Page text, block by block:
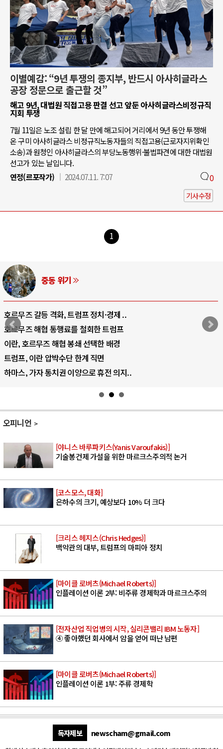
이별예감: “9년 투쟁의 종지부, 반드시 아사히글라스
공장 정문으로 출근할 것”
해고 9년, 대법원 직접고용 판결 선고 앞둔 아사히글라스비정규직
지회 투쟁
7월 11일은 노조 설립 한 달 만에 해고되어 거리에서 9년 동안 투쟁해
온 구미 아사히글라스 비정규직노동자들의 직접고용(근로자지위확인
소송)과 원청인 아사히글라스의 부당노동행위·불법파견에 대한 대법원
선고가 있는 날입니다.
연정(르포작가)
2024.07.11. 7:07 0
기사수정
1
AI와 인간
중국 AI, 저가 공세로 글로벌 토큰 시..
AI 국부펀드 구상 놓고 미국 진보진영 ..
AI 데이터센터 반대 투쟁은 새로운 글로..
AI의 숨은 환경 비용: 데이터센터 확산..
AI는 어떻게 미국 민주주의를 잠식하고 ..
오피니언
[야니스 바루파키스(Yanis Varoufakis)]
기술봉건제 가설을 위한 마르크스주의적 논거
[코스모스, 대화]
은하수의 크기, 예상보다 10% 더 크다
[크리스 헤지스(Chris Hedges)]
백악관의 대부, 트럼프의 마피아 정치
[마이클 로버츠(Michael Roberts)]
인플레이션 이론 2부: 비주류 경제학과 마르크스주의
[전자산업 직업병의 시작, 실리콘밸리 IBM 노동자]
④ 좋아했던 회사에서 암을 얻어 떠난 남편
[마이클 로버츠(Michael Roberts)]
인플레이션 이론 1부: 주류 경제학
독자제보
newscham@gmail.com